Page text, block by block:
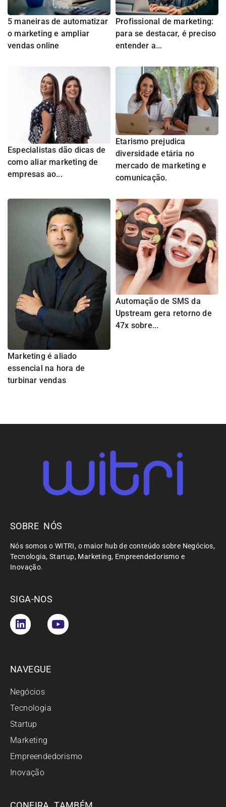
5 maneiras de automatizar
o marketing e ampliar
vendas online
Profissional de marketing:
para se destacar, é preciso
entender a...
Especialistas dão dicas de
como aliar marketing de
empresas ao...
Etarismo prejudica
diversidade etária no
mercado de marketing e
comunicação.
Marketing é aliado
essencial na hora de
turbinar vendas
Automação de SMS da
Upstream gera retorno de
47x sobre...
SOBRE NÓS
Nós somos o WITRI, o maior hub de conteúdo sobre Negócios,
Tecnologia, Startup, Marketing, Empreendedorismo e
Inovação.
SIGA-NOS
NAVEGUE
Negócios
Tecnologia
Startup
Marketing
Empreendedorismo
Inovação